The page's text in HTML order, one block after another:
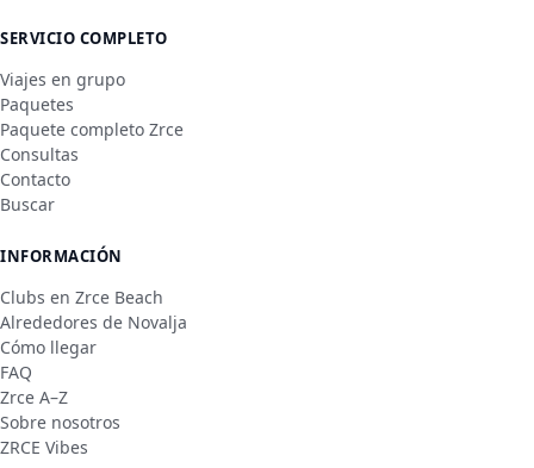
SERVICIO COMPLETO
Viajes en grupo
Paquetes
Paquete completo Zrce
Consultas
Contacto
Buscar
INFORMACIÓN
Clubs en Zrce Beach
Alrededores de Novalja
Cómo llegar
FAQ
Zrce A–Z
Sobre nosotros
ZRCE Vibes